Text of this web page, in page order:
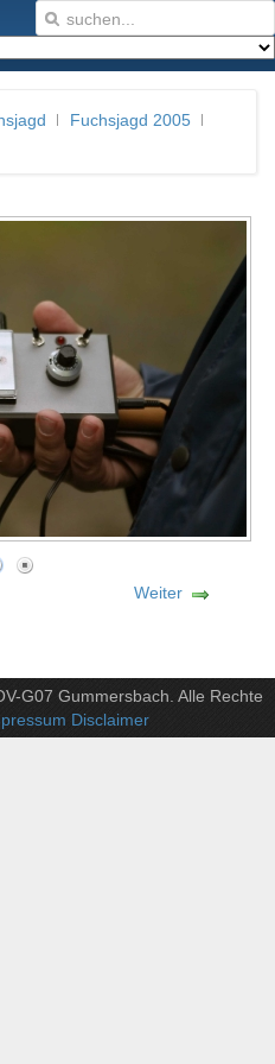
Fuchsjagd 2005
Weiter
G07 Gummersbach. Alle Rechte
Disclaimer